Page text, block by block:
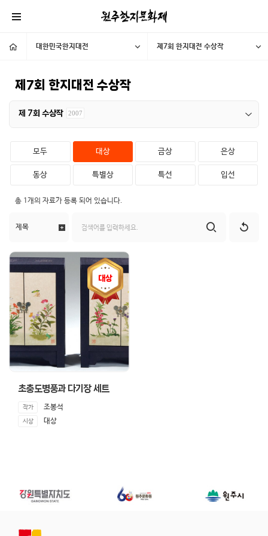
대한민국한지대전 제7회 한지대전 수상작
제7회 한지대전 수상작
제 7회 수상작 2007
모두 대상 금상 은상
동상 특별상 특선 입선
총 1개의 자료가 등록 되어 있습니다.
대상
초충도병풍과 다기장 세트
작가 조봉석
시상 대상